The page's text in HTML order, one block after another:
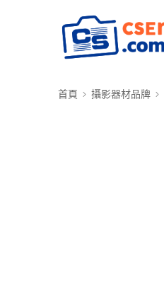
首頁 攝影器材品牌